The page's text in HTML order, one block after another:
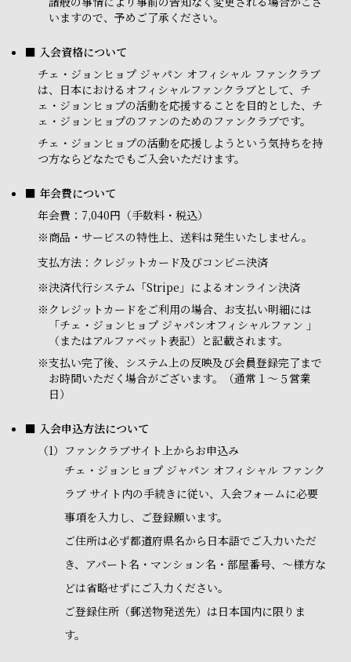
いますので、予めご了承ください。
■ 入会資格について
チェ・ジョンヒョプ ジャパン オフィシャル ファンクラブ
は、日本におけるオフィシャルファンクラブとして、チ
ェ・ジョンヒョプの活動を応援することを目的とした、チ
ェ・ジョンヒョプのファンのためのファンクラブです。
チェ・ジョンヒョプの活動を応援しようという気持ちを持
つ方ならどなたでもご入会いただけます。
■ 年会費について
年会費：7,040円（手数料・税込）
※商品・サービスの特性上、送料は発生いたしません。
支払方法：クレジットカード及びコンビニ決済
※決済代行システム「Stripe」によるオンライン決済
※ クレジットカードをご利用の場合、お支払い明細には
「チェ・ジョンヒョプ ジャパンオフィシャルファン 」
（またはアルファベット表記）と記載されます。
※支払い完了後、システム上の反映及び会員登録完了まで
お時間いただく場合がございます。（通常１～５営業
日）
■ 入会申込方法について
（1） ファンクラブサイト上からお申込み
チェ・ジョンヒョプ ジャパン オフィシャル ファンク
ラブ サイト内の手続きに従い、入会フォームに必要
事項を入力し、ご登録願います。
ご住所は必ず都道府県名から日本語でご入力いただ
き、アパート名・マンション名・部屋番号、～様方な
どは省略せずにご入力ください。
ご登録住所（郵送物発送先）は日本国内に限りま
す。